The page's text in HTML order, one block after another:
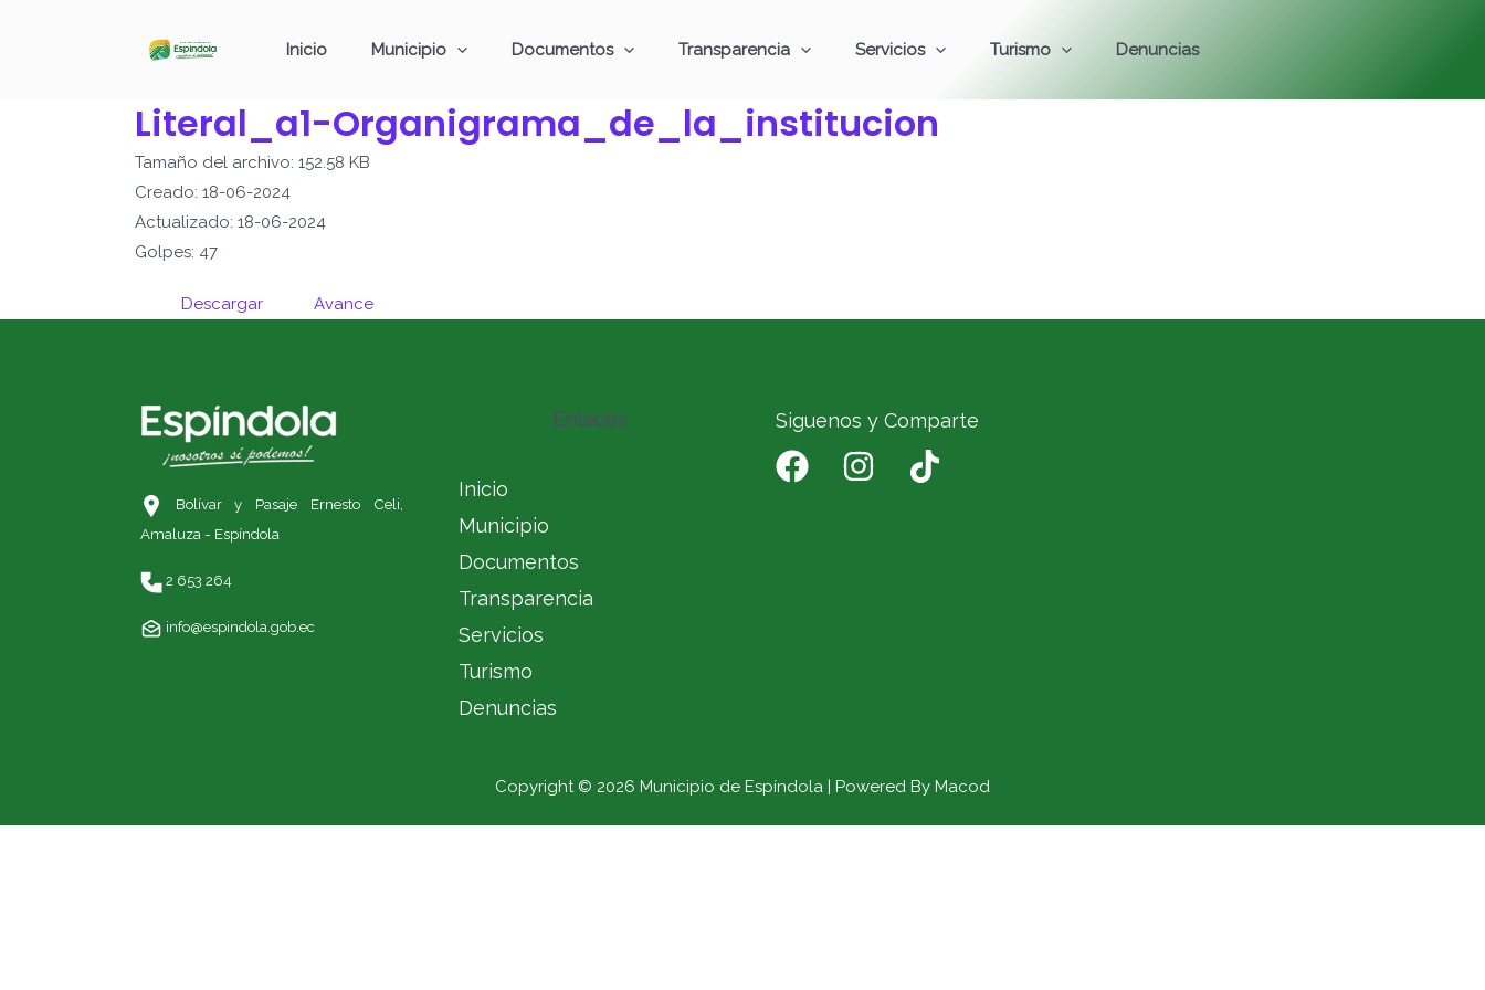
Inicio Municipio Documentos Transparencia Servicios Turismo Denuncias
Literal_a1-Organigrama_de_la_institucion
Tamaño del archivo: 152.58 KB
Creado: 18-06-2024
Actualizado: 18-06-2024
Golpes: 47
Descargar Avance
Bolívar y Pasaje Ernesto Celi,
Amaluza - Espíndola
2 653 264
info@espindola.gob.ec
Enlaces
Inicio
Municipio
Documentos
Transparencia
Servicios
Turismo
Denuncias
Siguenos y Comparte
Copyright © 2026 Municipio de Espíndola | Powered By Macod